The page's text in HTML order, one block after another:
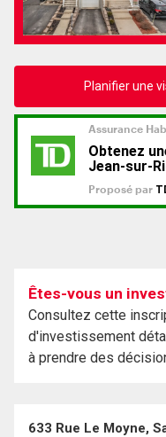
Planifier une
Êtes-vous un
Consultez cette
d'investissement
à prendre des
633 Rue Le Moyne,